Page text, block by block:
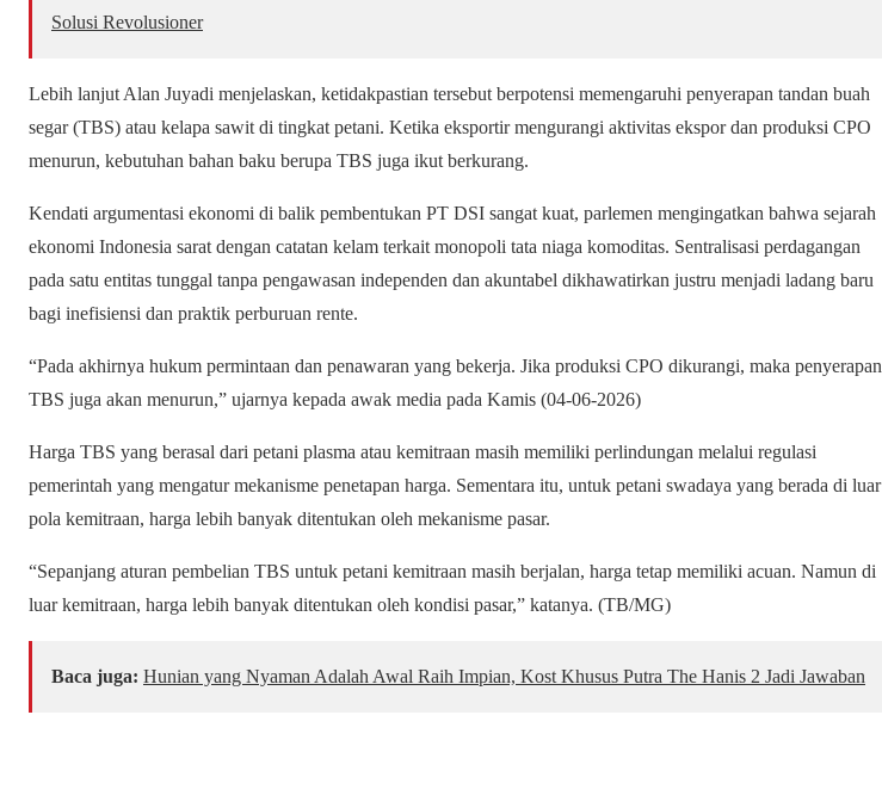
Solusi Revolusioner
Lebih lanjut Alan Juyadi menjelaskan, ketidakpastian tersebut berpotensi memengaruhi penyerapan tandan buah
segar (TBS) atau kelapa sawit di tingkat petani. Ketika eksportir mengurangi aktivitas ekspor dan produksi CPO
menurun, kebutuhan bahan baku berupa TBS juga ikut berkurang.
Kendati argumentasi ekonomi di balik pembentukan PT DSI sangat kuat, parlemen mengingatkan bahwa sejarah
ekonomi Indonesia sarat dengan catatan kelam terkait monopoli tata niaga komoditas. Sentralisasi perdagangan
pada satu entitas tunggal tanpa pengawasan independen dan akuntabel dikhawatirkan justru menjadi ladang baru
bagi inefisiensi dan praktik perburuan rente.
“Pada akhirnya hukum permintaan dan penawaran yang bekerja. Jika produksi CPO dikurangi, maka penyerapan
TBS juga akan menurun,” ujarnya kepada awak media pada Kamis (04-06-2026)
Harga TBS yang berasal dari petani plasma atau kemitraan masih memiliki perlindungan melalui regulasi
pemerintah yang mengatur mekanisme penetapan harga. Sementara itu, untuk petani swadaya yang berada di luar
pola kemitraan, harga lebih banyak ditentukan oleh mekanisme pasar.
“Sepanjang aturan pembelian TBS untuk petani kemitraan masih berjalan, harga tetap memiliki acuan. Namun di
luar kemitraan, harga lebih banyak ditentukan oleh kondisi pasar,” katanya. (TB/MG)
Baca juga: Hunian yang Nyaman Adalah Awal Raih Impian, Kost Khusus Putra The Hanis 2 Jadi Jawaban